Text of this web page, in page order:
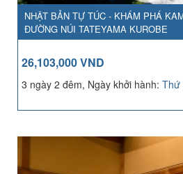
NHẬT BẢN TỰ TÚC - KHÁM PHÁ
ĐƯỜNG NÚI TATEYAMA KUROBE
26,103,000 VND
3 ngày 2 đêm, Ngày khởi hành: Thứ